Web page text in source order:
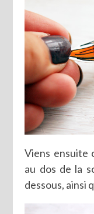
Viens ensuite
au dos de la
dessous, ainsi